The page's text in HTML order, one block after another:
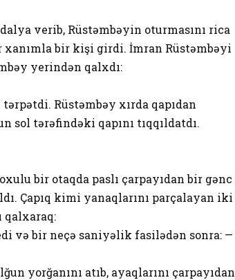
verib, Rüstəmbəyin oturmasını rica
xanımla bir kişi girdi. İmran Rüstəmbəyi
yerindən qalxdı:
Rüstəmbəy xırda qapıdan
tərəfindəki qapını tıqqıldatdı.
bir otaqda paslı çarpayıdan bir gənc
Çapıq kimi yanaqlarını parçalayan iki
qalxaraq:
və bir neçə saniyəlik fasilədən sonra: —
yorğanını atıb, ayaqlarını çarpayıdan